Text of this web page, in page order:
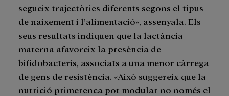
segueix trajectòries diferents segons el tipus
de naixement i l’alimentació», assenyala. Els
seus resultats indiquen que la lactància
materna afavoreix la presència de
bifidobacteris, associats a una menor càrrega
de gens de resistència. «Això suggereix que la
nutrició primerenca pot modular no només el